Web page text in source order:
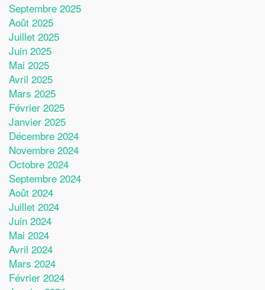
Septembre 2025
Août 2025
Juillet 2025
Juin 2025
Mai 2025
Avril 2025
Mars 2025
Février 2025
Janvier 2025
Décembre 2024
Novembre 2024
Octobre 2024
Septembre 2024
Août 2024
Juillet 2024
Juin 2024
Mai 2024
Avril 2024
Mars 2024
Février 2024